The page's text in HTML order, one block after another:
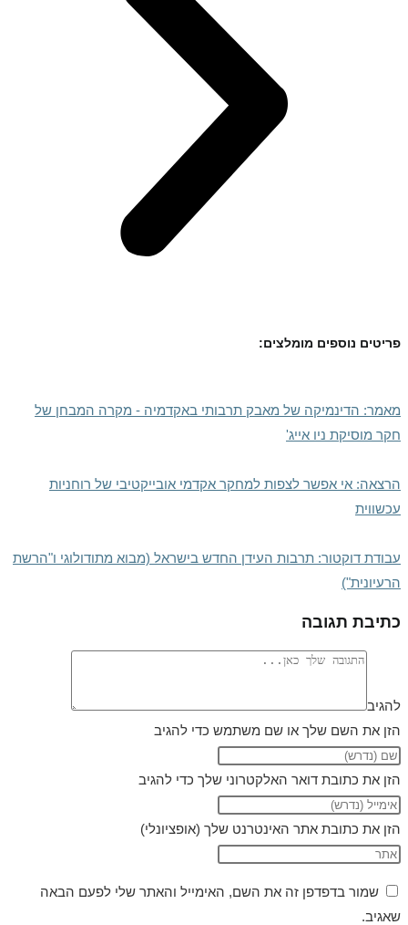
פריטים נוספים מומלצים:
מאמר: הדינמיקה של מאבק תרבותי באקדמיה - מקרה המבחן של
חקר מוסיקת ניו אייג'
הרצאה: אי אפשר לצפות למחקר אקדמי אובייקטיבי של רוחניות
עכשווית
עבודת דוקטור: תרבות העידן החדש בישראל (מבוא מתודולוגי ו"הרשת
הרעיונית")
כתיבת תגובה
להגיב
הזן את השם שלך או שם משתמש כדי להגיב
הזן את כתובת דואר האלקטרוני שלך כדי להגיב
הזן את כתובת אתר האינטרנט שלך (אופציונלי)
שמור בדפדפן זה את השם, האימייל והאתר שלי לפעם הבאה
שאגיב.